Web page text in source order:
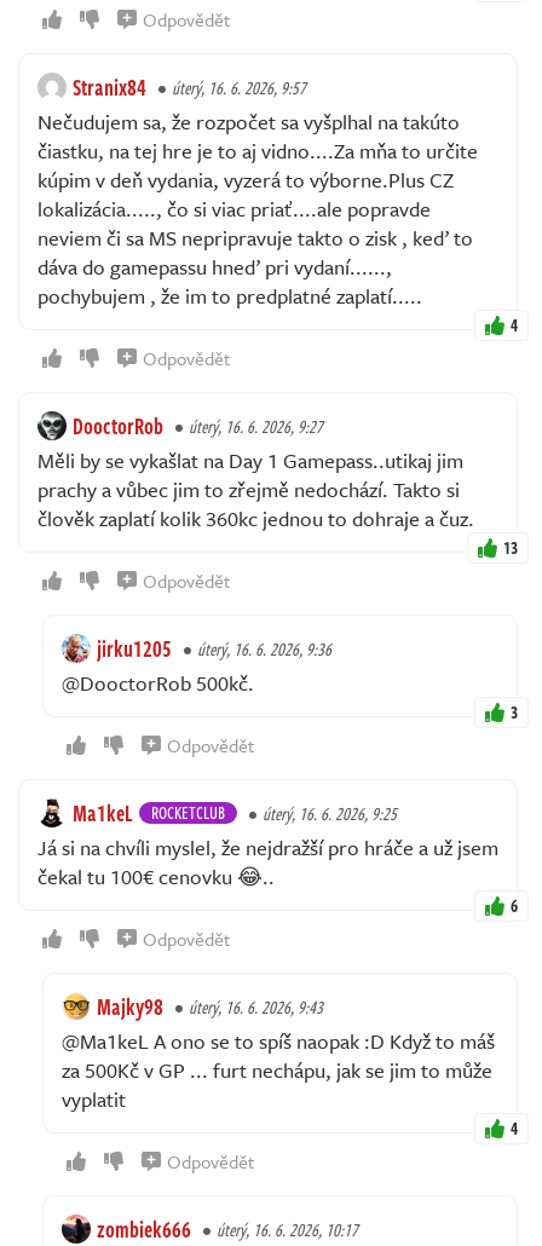
Odpovědět
Stranix84 úterý, 16. 6. 2026, 9:57
Nečudujem sa, že rozpočet sa vyšplhal na takúto
čiastku, na tej hre je to aj vidno....Za mňa to určite
kúpim v deň vydania, vyzerá to výborne.Plus CZ
lokalizácia....., čo si viac priať....ale popravde
neviem či sa MS nepripravuje takto o zisk , keď to
dáva do gamepassu hneď pri vydaní......,
pochybujem , že im to predplatné zaplatí.....
4
Odpovědět
DooctorRob úterý, 16. 6. 2026, 9:27
Měli by se vykašlat na Day 1 Gamepass..utikaj jim
prachy a vůbec jim to zřejmě nedochází. Takto si
člověk zaplatí kolik 360kc jednou to dohraje a čuz.
13
Odpovědět
jirku1205 úterý, 16. 6. 2026, 9:36
@DooctorRob 500kč.
3
Odpovědět
Ma1keL ROCKETCLUB úterý, 16. 6. 2026, 9:25
Já si na chvíli myslel, že nejdražší pro hráče a už jsem
čekal tu 100€ cenovku 😂..
6
Odpovědět
Majky98 úterý, 16. 6. 2026, 9:43
@Ma1keL A ono se to spíš naopak :D Když to máš
za 500Kč v GP ... furt nechápu, jak se jim to může
vyplatit
4
Odpovědět
zombiek666 úterý, 16. 6. 2026, 10:17